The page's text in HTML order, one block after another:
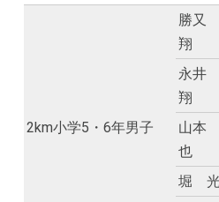
2km小学5・6年男子
勝又
翔
永井
翔
山本
也
堀